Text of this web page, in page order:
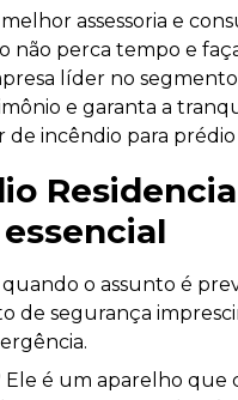
assessoria e
não perca tempo e
líder no
e garanta a
incêndio para prédio
o assunto é
de segurança
Ele é um aparelho